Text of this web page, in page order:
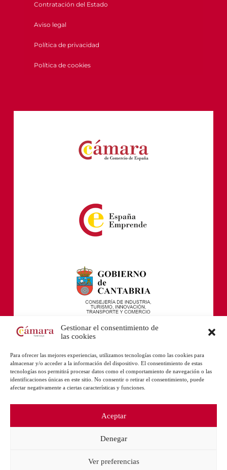
Gestionar el consentimiento de
las cookies
Para ofrecer las mejores experiencias, utilizamos tecnologías como las cookies para
almacenar y/o acceder a la información del dispositivo. El consentimiento de estas
tecnologías nos permitirá procesar datos como el comportamiento de navegación o las
identificaciones únicas en este sitio. No consentir o retirar el consentimiento, puede
afectar negativamente a ciertas características y funciones.
Aceptar
Denegar
Ver preferencias
Contratación del Estado
Aviso legal
Política de privacidad
Política de cookies